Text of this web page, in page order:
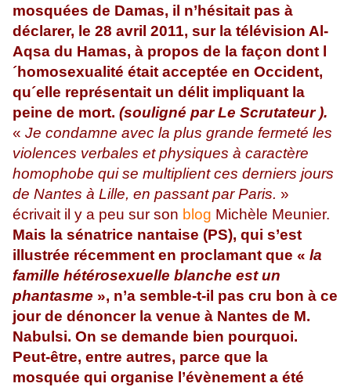
mosquées de Damas, il n’hésitait pas à
déclarer, le 28 avril 2011, sur la télévision Al-
Aqsa du Hamas, à propos de la façon dont l
´homosexualité était acceptée en Occident,
qu´elle représentait un délit impliquant la
peine de mort. (souligné par Le Scrutateur ).
« Je condamne avec la plus grande fermeté les
violences verbales et physiques à caractère
homophobe qui se multiplient ces derniers jours
de Nantes à Lille, en passant par Paris. »
écrivait il y a peu sur son blog Michèle Meunier.
Mais la sénatrice nantaise (PS), qui s’est
illustrée récemment en proclamant que « la
famille hétérosexuelle blanche est un
phantasme », n’a semble-t-il pas cru bon à ce
jour de dénoncer la venue à Nantes de M.
Nabulsi. On se demande bien pourquoi.
Peut-être, entre autres, parce que la
mosquée qui organise l’évènement a été